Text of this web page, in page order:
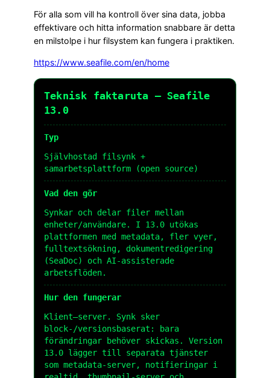
För alla som vill ha kontroll över sina data, jobba
effektivare och hitta information snabbare är detta
en milstolpe i hur filsystem kan fungera i praktiken.
https://www.seafile.com/en/home
Teknisk faktaruta – Seafile
13.0
Typ
Självhostad filsynk +
samarbetsplattform (open source)
Vad den gör
Synkar och delar filer mellan
enheter/användare. I 13.0 utökas
plattformen med metadata, fler vyer,
fulltextsökning, dokumentredigering
(SeaDoc) och AI-assisterade
arbetsflöden.
Hur den fungerar
Klient–server. Synk sker
block-/versionsbaserat: bara
förändringar behöver skickas. Version
13.0 lägger till separata tjänster
som metadata-server, notifieringar i